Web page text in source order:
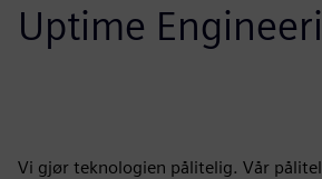
Uptime
Vi gjør teknologien pålitelig. Vår